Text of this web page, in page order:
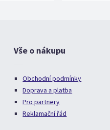
Vše o nákupu
Obchodní podmínky
Doprava a platba
Pro partnery
Reklamační řád